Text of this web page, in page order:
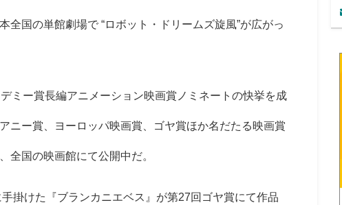
全国の単館劇場で “ロボット・ドリームズ旋風”が広がっ
ミー賞長編アニメーション映画賞ノミネートの快挙を成
ニー賞、ヨーロッパ映画賞、ゴヤ賞ほか名だたる映画賞
全国の映画館にて公開中だ。
掛けた『ブランカニエベス』が第27回ゴヤ賞にて作品